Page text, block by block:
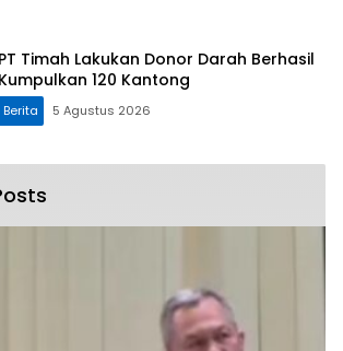
PT Timah Lakukan Donor Darah Berhasil
Kumpulkan 120 Kantong
Berita 5 Agustus 2026